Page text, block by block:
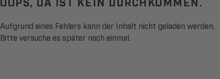
Aufgrund eines Fehlers kann der Inhalt nicht geladen werden.
Bitte versuche es später noch einmal.